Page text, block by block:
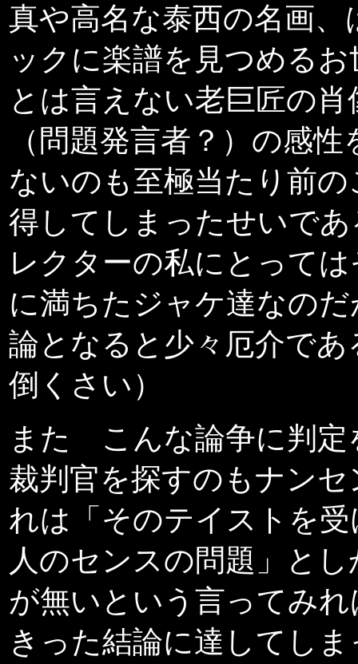
真や高名な泰西の名画
ックに楽譜を見つめる
とは言えない老巨匠の
（問題発言者？）の感
ないのも至極当たり前
得してしまったせいであ
レクターの私にとって
に満ちたジャケ達なのだ
論となると少々厄介で
倒くさい）
また こんな論争に判定
裁判官を探すのもナン
れは「そのテイストを
人のセンスの問題」と
が無いという言ってみ
きった結論に達してし